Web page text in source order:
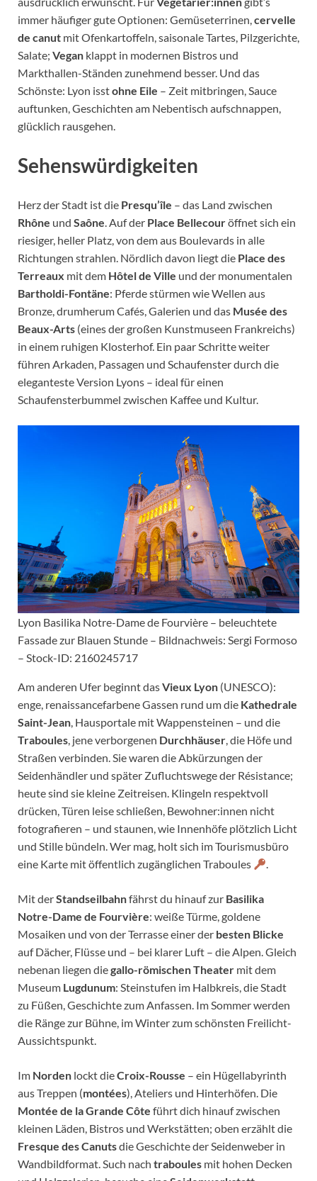
immer häufiger gute Optionen: Gemüseterrinen, cervelle
de canut mit Ofenkartoffeln, saisonale Tartes, Pilzgerichte,
Salate; Vegan klappt in modernen Bistros und
Markthallen-Ständen zunehmend besser. Und das
Schönste: Lyon isstohne Eile – Zeit mitbringen, Sauce
auftunken, Geschichten am Nebentisch aufschnappen,
glücklich rausgehen.
Sehenswürdigkeiten
Herz der Stadt ist die Presqu’île – das Land zwischen
Rhône und Saône. Auf der Place Bellecouröffnet sich ein
riesiger, heller Platz, von dem aus Boulevards in alle
Richtungen strahlen. Nördlich davon liegt die Place des
Terreaux mit dem Hôtel de Ville und der monumentalen
Bartholdi-Fontäne: Pferde stürmen wie Wellen aus
Bronze, drumherum Cafés, Galerien und das Musée des
Beaux-Arts (eines der großen Kunstmuseen Frankreichs)
in einem ruhigen Klosterhof. Ein paar Schritte weiter
führen Arkaden, Passagen und Schaufenster durch die
eleganteste Version Lyons – ideal für einen
Schaufensterbummel zwischen Kaffee und Kultur.
Lyon Basilika Notre-Dame de Fourvière – beleuchtete
Fassade zur Blauen Stunde – Bildnachweis: Sergi Formoso
– Stock-ID: 2160245717
Am anderen Ufer beginnt dasVieux Lyon (UNESCO):
enge, renaissance­farbene Gassen rund um die Kathedrale
Saint-Jean, Hausportale mit Wappensteinen – und die
Traboules, jene verborgenen Durchhäuser, die Höfe und
Straßen verbinden. Sie waren die Abkürzungen der
Seidenhändler und später Zufluchtswege der Résistance;
heute sind sie kleine Zeitreisen. Klingeln respektvoll
drücken, Türen leise schließen, Bewohner:innen nicht
fotografieren – und staunen, wie Innenhöfe plötzlich Licht
und Stille bündeln. Wer mag, holt sich im Tourismusbüro
eine Karte mit öffentlich zugänglichen Traboules
.
Mit derStandseilbahnfährst du hinauf zur Basilika
Notre-Dame de Fourvière: weiße Türme, goldene
Mosaiken und von der Terrasse einer der besten Blicke
auf Dächer, Flüsse und – bei klarer Luft – die Alpen. Gleich
nebenan liegen diegallo-römischen Theater mit dem
Museum Lugdunum: Steinstufen im Halbkreis, die Stadt
zu Füßen, Geschichte zum Anfassen. Im Sommer werden
die Ränge zur Bühne, im Winter zum schönsten Freilicht-
Aussichtspunkt.
Im Norden lockt dieCroix-Rousse – ein Hügellabyrinth
aus Treppen (montées), Ateliers und Hinterhöfen. Die
Montée de la Grande Côte führt dich hinauf zwischen
kleinen Läden, Bistros und Werkstätten; oben erzählt die
Fresque des Canutsdie Geschichte der Seidenweber in
Wandbildformat. Such nach traboules mit hohen Decken